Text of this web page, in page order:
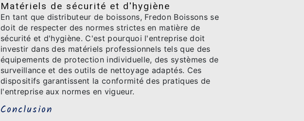
Matériels de sécurité et d'hygiène
En tant que distributeur de boissons, Fredon Boissons se
doit de respecter des normes strictes en matière de
sécurité et d'hygiène. C'est pourquoi l'entreprise doit
investir dans des matériels professionnels tels que des
équipements de protection individuelle, des systèmes de
surveillance et des outils de nettoyage adaptés. Ces
dispositifs garantissent la conformité des pratiques de
l'entreprise aux normes en vigueur.
Conclusion